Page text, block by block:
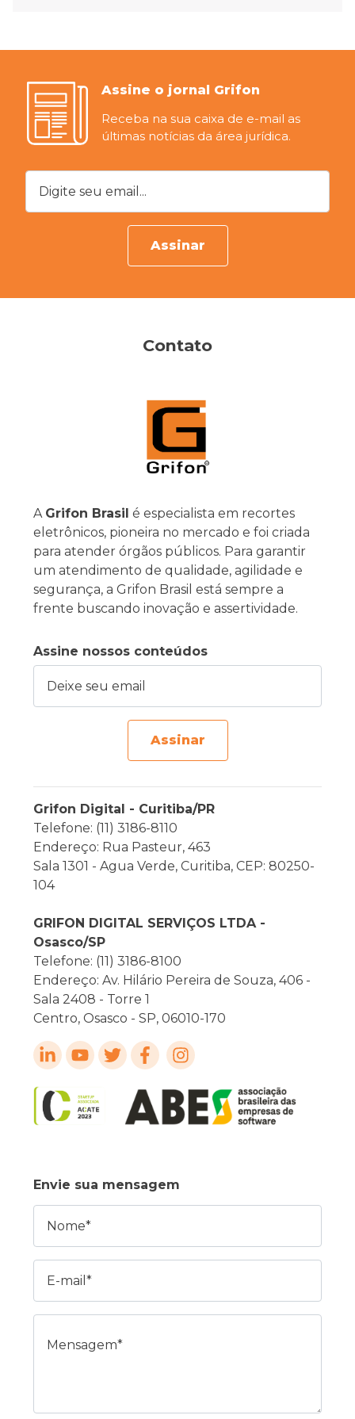
Assine o jornal Grifon
Receba na sua caixa de e-mail as
últimas notícias da área jurídica.
Digite seu email...
Assinar
Contato
A Grifon Brasil é especialista em recortes
eletrônicos, pioneira no mercado e foi criada
para atender órgãos públicos. Para garantir
um atendimento de qualidade, agilidade e
segurança, a Grifon Brasil está sempre a
frente buscando inovação e assertividade.
Assine nossos conteúdos
Assinar
Grifon Digital - Curitiba/PR
Telefone: (11) 3186-8110
Endereço: Rua Pasteur, 463
Sala 1301 - Agua Verde, Curitiba, CEP: 80250-
104
GRIFON DIGITAL SERVIÇOS LTDA -
Osasco/SP
Telefone: (11) 3186-8100
Endereço: Av. Hilário Pereira de Souza, 406 -
Sala 2408 - Torre 1
Centro, Osasco - SP, 06010-170
Envie sua mensagem